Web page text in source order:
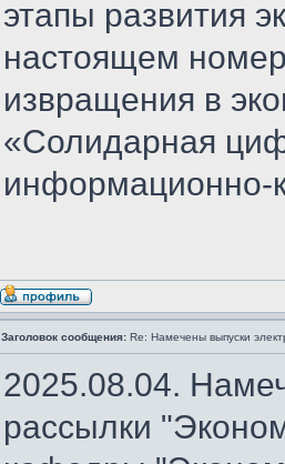
этапы развития
настоящем
извращения в
«Солидарная
информационно-
Заголовок сообщения: Re: Намечены выпуски
2025.08.04.
рассылки